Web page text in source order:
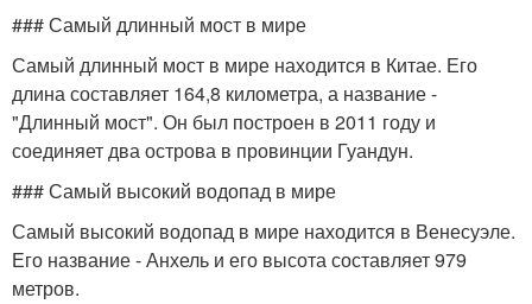
### Самый длинный мост в мире
Самый длинный мост в мире находится в Китае. Его
длина составляет 164,8 километра, а название -
"Длинный мост". Он был построен в 2011 году и
соединяет два острова в провинции Гуандун.
### Самый высокий водопад в мире
Самый высокий водопад в мире находится в Венесуэле.
Его название - Анхель и его высота составляет 979
метров.